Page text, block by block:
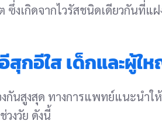
ซึ่งเกิดจากไวรัสชนิดเดียวกันที่แ
สุกอีใส เด็กและผู้
กันสูงสุด ทางการแพทย์แนะนำใ
งวัย ดังนี้